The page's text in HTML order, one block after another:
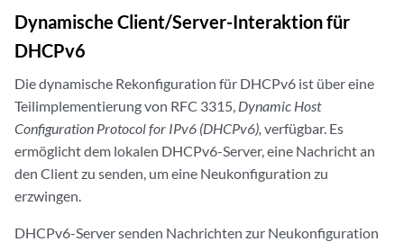
Dynamische Client/Server-Interaktion für
DHCPv6
Die dynamische Rekonfiguration für DHCPv6 ist über eine
Teilimplementierung von RFC 3315, Dynamic Host
Configuration Protocol for IPv6 (DHCPv6), verfügbar. Es
ermöglicht dem lokalen DHCPv6-Server, eine Nachricht an
den Client zu senden, um eine Neukonfiguration zu
erzwingen.
DHCPv6-Server senden Nachrichten zur Neukonfiguration